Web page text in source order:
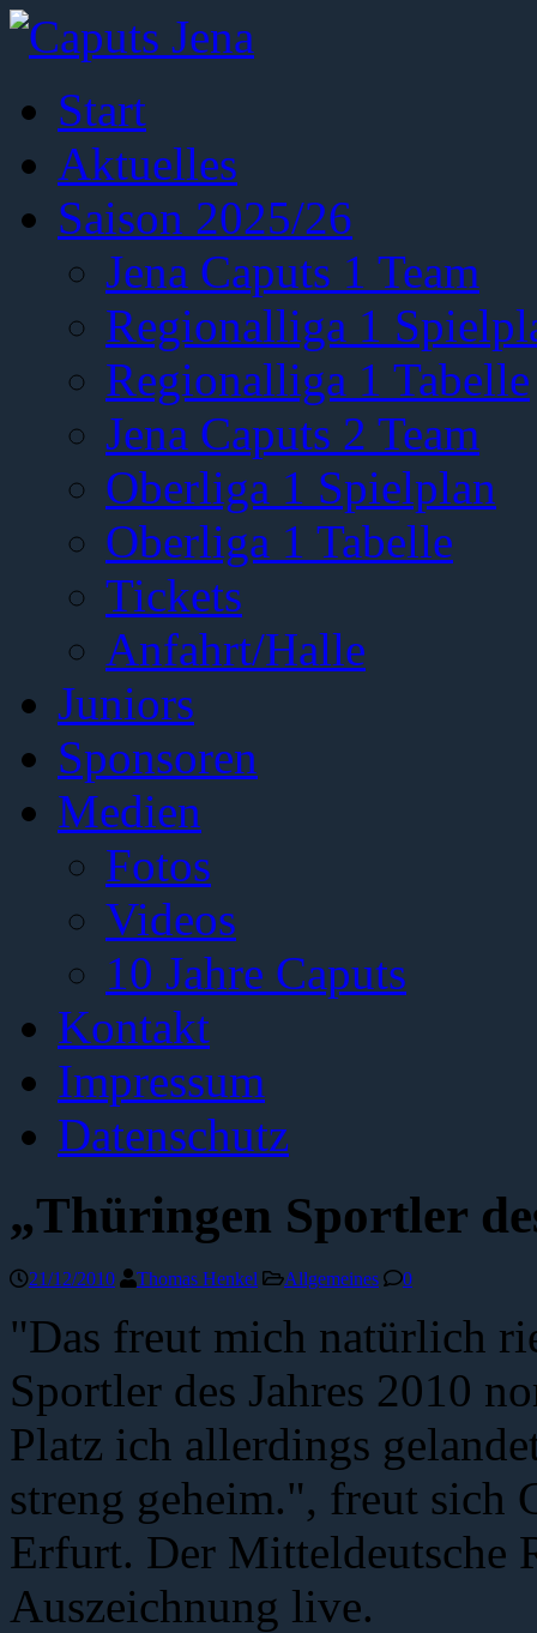
Start
Aktuelles
Saison 2025/26
Jena Caputs 1 Team
Regionalliga 1
Regionalliga 1 Tabelle
Jena Caputs 2 Team
Oberliga 1 Spielplan
Oberliga 1 Tabelle
Tickets
Anfahrt/Halle
Juniors
Sponsoren
Medien
Fotos
Videos
10 Jahre Caputs
Kontakt
Impressum
Datenschutz
„Thüringen Sportler
21/12/2010 Thomas Henkel Allgemeines 0
"Das freut mich natürlich
Sportler des Jahres 2010
Platz ich allerdings
streng geheim.", freut sich
Erfurt. Der Mitteldeutsche
Auszeichnung live.